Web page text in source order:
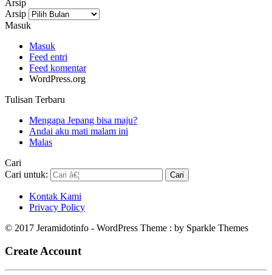
Arsip
Arsip
Masuk
Masuk
Feed entri
Feed komentar
WordPress.org
Tulisan Terbaru
Mengapa Jepang bisa maju?
Andai aku mati malam ini
Malas
Cari
Cari untuk:
Kontak Kami
Privacy Policy
© 2017 Jeramidotinfo - WordPress Theme : by Sparkle Themes
Create Account